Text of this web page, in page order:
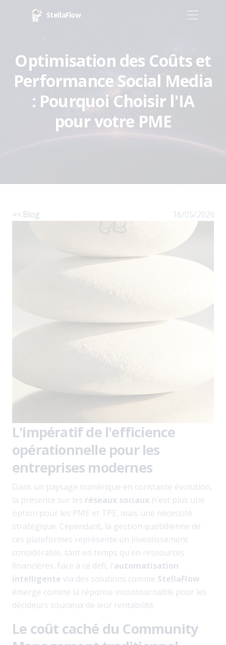
StellaFlow
Optimisation des Coûts et
Performance Social Media
: Pourquoi Choisir l'IA
pour votre PME
<< Blog 16/05/2026
L'impératif de l'efficience
opérationnelle pour les
entreprises modernes
Dans un paysage numérique en constante évolution,
la présence sur les réseaux sociaux n'est plus une
option pour les PME et TPE, mais une nécessité
stratégique. Cependant, la gestion quotidienne de
ces plateformes représente un investissement
considérable, tant en temps qu'en ressources
financières. Face à ce défi, l'automatisation
intelligente via des solutions comme StellaFlow
émerge comme la réponse incontournable pour les
décideurs soucieux de leur rentabilité.
Le coût caché du Community